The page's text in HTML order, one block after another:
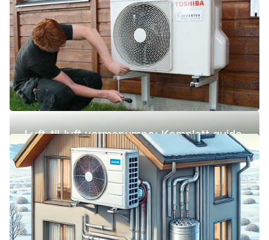
guide (pris, fordeler og ulemper)
Luft-til-luft varmepumpe: Komplett guide
(pris, fordeler og ulemper)